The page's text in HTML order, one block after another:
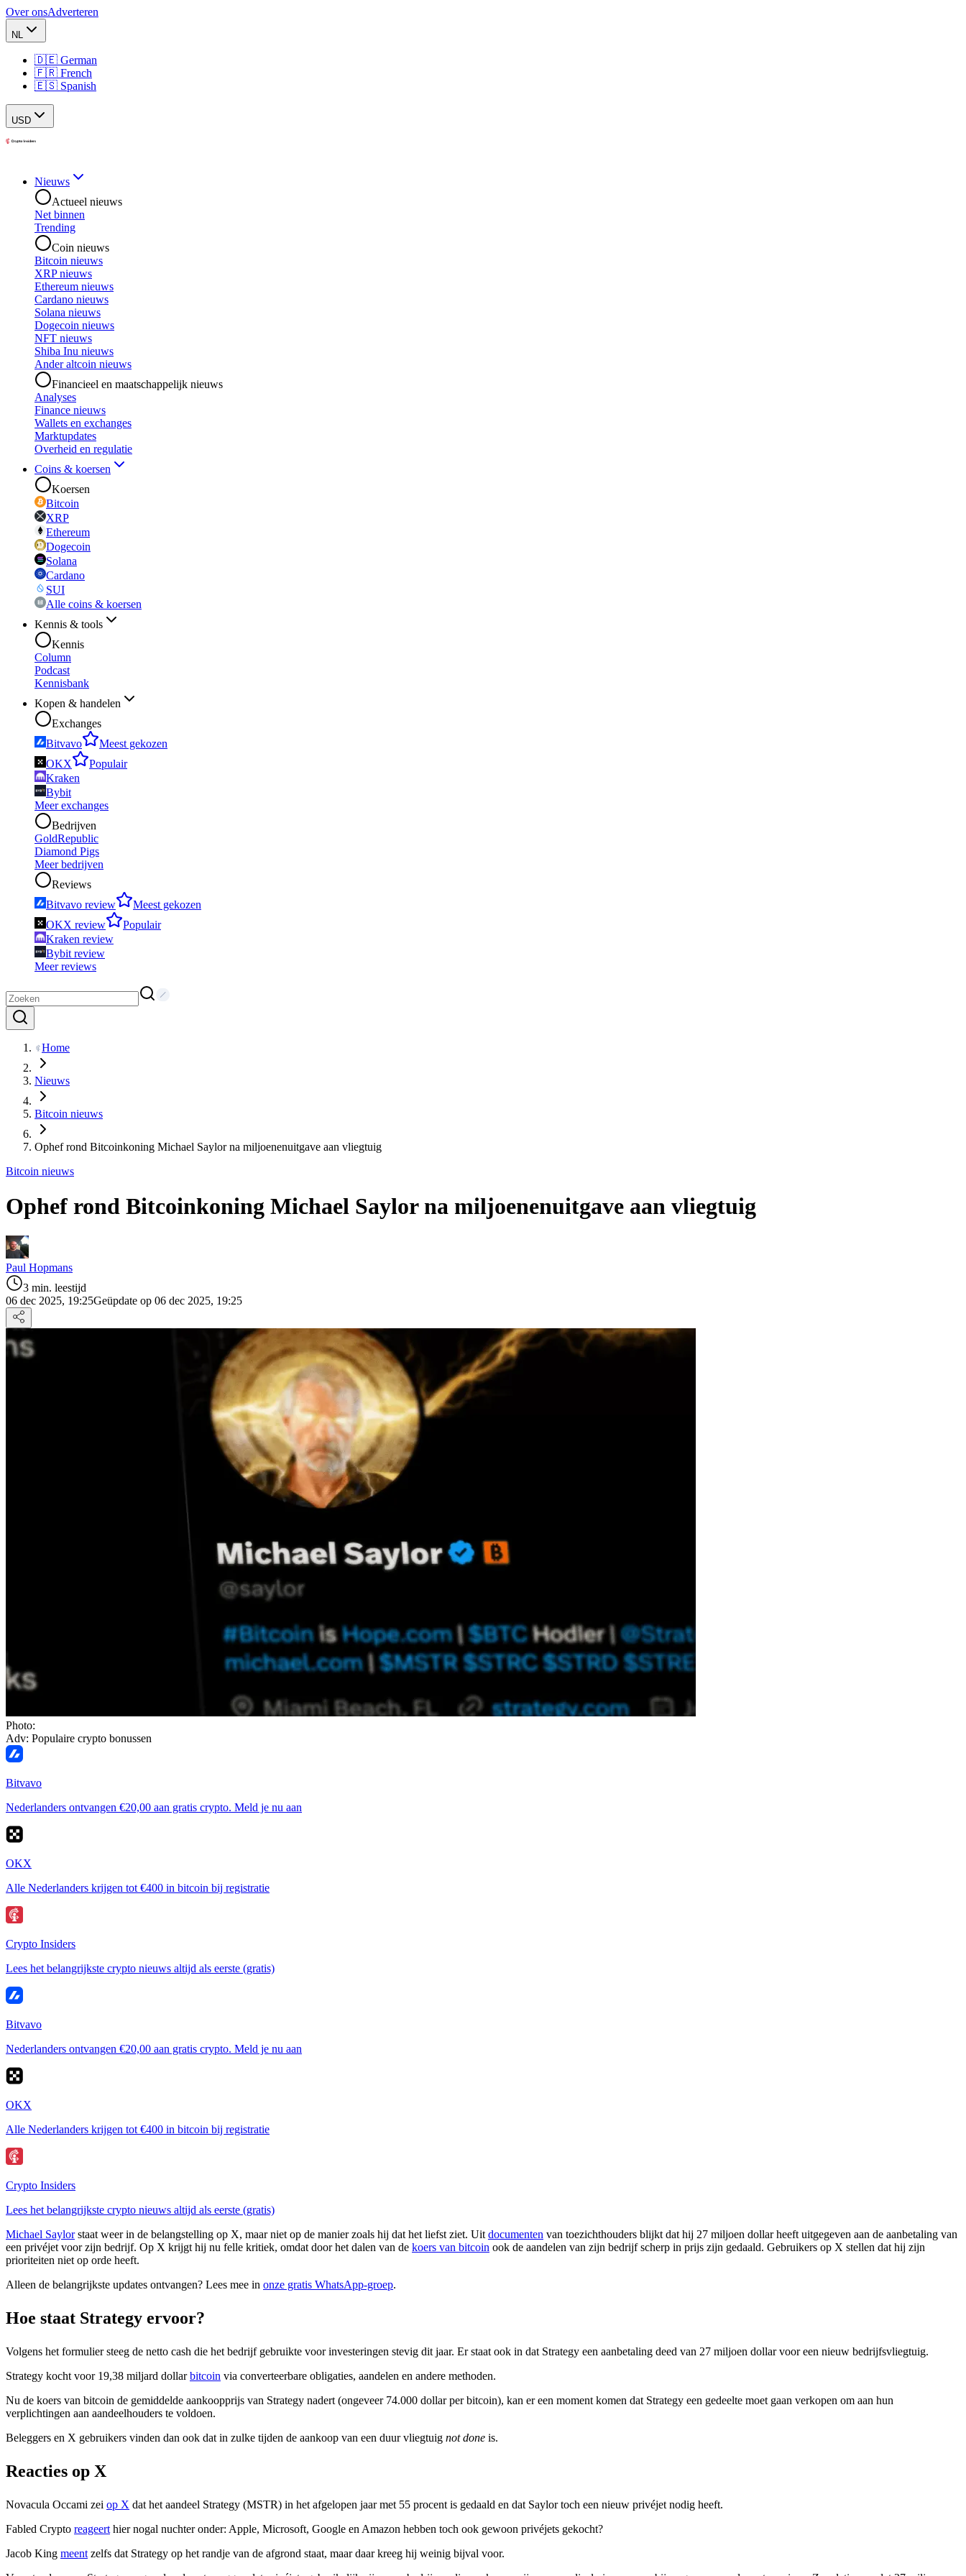
Over onsAdverteren
NL
🇩🇪 German
🇫🇷 French
🇪🇸 Spanish
USD
Nieuws
Actueel nieuws
Net binnen
Trending
Coin nieuws
Bitcoin nieuws
XRP nieuws
Ethereum nieuws
Cardano nieuws
Solana nieuws
Dogecoin nieuws
NFT nieuws
Shiba Inu nieuws
Ander altcoin nieuws
Financieel en maatschappelijk nieuws
Analyses
Finance nieuws
Wallets en exchanges
Marktupdates
Overheid en regulatie
Coins & koersen
Koersen
Bitcoin
XRP
Ethereum
Dogecoin
Solana
Cardano
SUI
Alle coins & koersen
Kennis & tools
Kennis
Column
Podcast
Kennisbank
Kopen & handelen
Exchanges
Bitvavo
Meest gekozen
OKX
Populair
Kraken
Bybit
Meer exchanges
Bedrijven
GoldRepublic
Diamond Pigs
Meer bedrijven
Reviews
Bitvavo review
Meest gekozen
OKX review
Populair
Kraken review
Bybit review
Meer reviews
Home
Nieuws
Bitcoin nieuws
Ophef rond Bitcoinkoning Michael Saylor na miljoenenuitgave aan vliegtuig
Bitcoin nieuws
Ophef rond Bitcoinkoning Michael Saylor na miljoenenuitgave aan vliegtuig
Paul Hopmans
3 min. leestijd
06 dec 2025, 19:25Geüpdate op 06 dec 2025, 19:25
Photo:
Adv: Populaire crypto bonussen
Bitvavo
Nederlanders ontvangen €20,00 aan gratis crypto. Meld je nu aan
OKX
Alle Nederlanders krijgen tot €400 in bitcoin bij registratie
Crypto Insiders
Lees het belangrijkste crypto nieuws altijd als eerste (gratis)
Bitvavo
Nederlanders ontvangen €20,00 aan gratis crypto. Meld je nu aan
OKX
Alle Nederlanders krijgen tot €400 in bitcoin bij registratie
Crypto Insiders
Lees het belangrijkste crypto nieuws altijd als eerste (gratis)
Michael Saylorstaat weer in de belangstelling op X, maar niet op de manier zoals hij dat het liefst ziet. Uit documenten van toezichthouders blijkt dat hij 27 miljoen dollar heeft uitgegeven aan de aanbetaling van
een privéjet voor zijn bedrijf. Op X krijgt hij nu felle kritiek, omdat door het dalen van de koers van bitcoin ook de aandelen van zijn bedrijf scherp in prijs zijn gedaald. Gebruikers op X stellen dat hij zijn
prioriteiten niet op orde heeft.
Alleen de belangrijkste updates ontvangen? Lees mee in onze gratis WhatsApp-groep.
Hoe staat Strategy ervoor?
Volgens het formulier steeg de netto cash die het bedrijf gebruikte voor investeringen stevig dit jaar. Er staat ook in dat Strategy een aanbetaling deed van 27 miljoen dollar voor een nieuw bedrijfsvliegtuig.
Strategy kocht voor 19,38 miljard dollarbitcoin via converteerbare obligaties, aandelen en andere methoden.
Nu de koers van bitcoin de gemiddelde aankoopprijs van Strategy nadert (ongeveer 74.000 dollar per bitcoin), kan er een moment komen dat Strategy een gedeelte moet gaan verkopen om aan hun
verplichtingen aan aandeelhouders te voldoen.
Beleggers en X gebruikers vinden dan ook dat in zulke tijden de aankoop van een duur vliegtuig not done is.
Reacties op X
Novacula Occami zei op X dat het aandeel Strategy (MSTR) in het afgelopen jaar met 55 procent is gedaald en dat Saylor toch een nieuw privéjet nodig heeft.
Fabled Crypto reageert hier nogal nuchter onder: Apple, Microsoft, Google en Amazon hebben toch ook gewoon privéjets gekocht?
Jacob King meent zelfs dat Strategy op het randje van de afgrond staat, maar daar kreeg hij weinig bijval voor.